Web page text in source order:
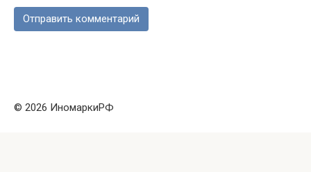
© 2026 ИномаркиРФ